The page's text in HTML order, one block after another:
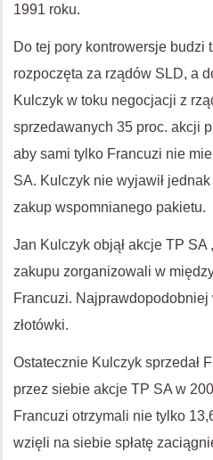
1991 roku.
Do tej pory kontrowersje budzi
rozpoczęta za rządów SLD, a
Kulczyk w toku negocjacji z
sprzedawanych 35 proc. akcji
aby sami tylko Francuzi nie
SA. Kulczyk nie wyjawił
zakup wspomnianego pakietu.
Jan Kulczyk objął akcje TP
zakupu zorganizowali w
Francuzi. Najprawdopodobniej
złotówki.
Ostatecznie Kulczyk sprzedał
przez siebie akcje TP SA w
Francuzi otrzymali nie tylko
wzięli na siebie spłatę